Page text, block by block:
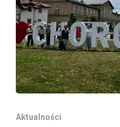
Aktualności